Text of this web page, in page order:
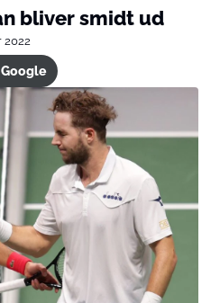
bliver smidt ud
2022